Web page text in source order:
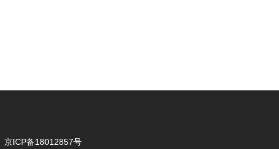
京ICP备18012857号